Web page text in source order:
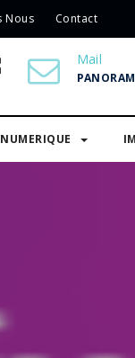
Nous Contact
Mail